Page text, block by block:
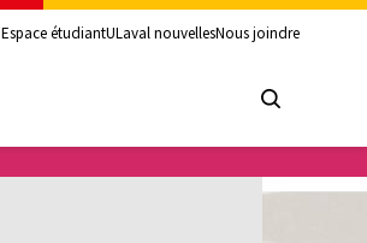
Espace étudiantULaval nouvellesNous joindre